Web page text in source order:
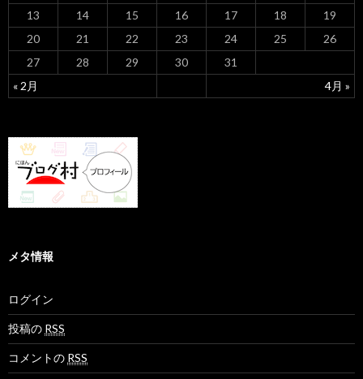
« 2月 4月 »
13
14 15 16 17 18
19
20
21 22 23 24 25
26
27
28 29 30 31
メタ情報
ログイン
投稿の RSS
コメントの RSS